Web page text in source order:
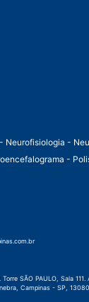
Neurofisiologia -
-
SÃO PAULO, Sala 111.
Campinas - SP,